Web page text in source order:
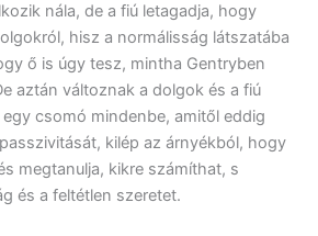
nála, de a fiú letagadja, hogy
hisz a normálisság látszatába
ő is úgy tesz, mintha Gentryben
aztán változnak a dolgok és a fiú
csomó mindenbe, amitől eddig
kilép az árnyékból, hogy
megtanulja, kikre számíthat, s
és a feltétlen szeretet.